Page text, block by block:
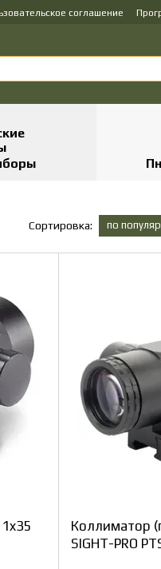
соглашение
Сортировка: по
Коллиматор
SIGHT-PRO